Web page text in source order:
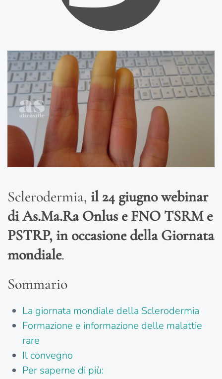
Sclerodermia, il 24 giugno webinar
di As.Ma.Ra Onlus e FNO TSRM e
PSTRP, in occasione della Giornata
mondiale.
Sommario
La giornata mondiale della Sclerodermia
Formazione e informazione delle malattie
rare
Il convegno
Per saperne di più: